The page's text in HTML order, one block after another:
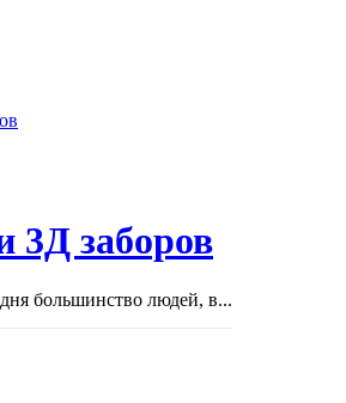
3Д заборов
большинство людей, в...